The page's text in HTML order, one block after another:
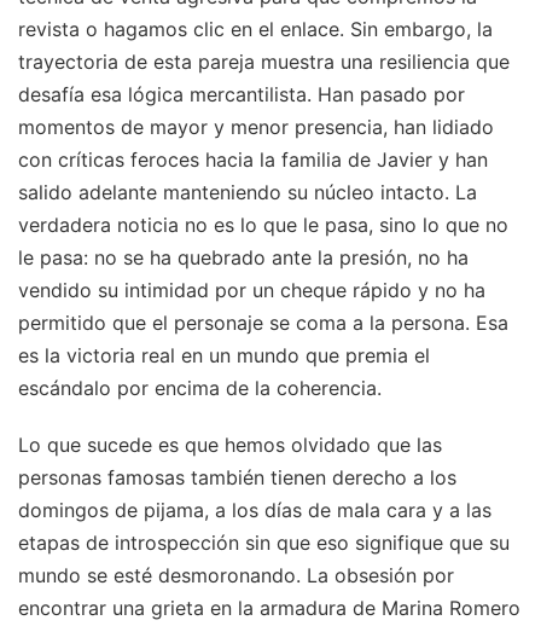
revista o hagamos clic en el enlace. Sin embargo, la
trayectoria de esta pareja muestra una resiliencia que
desafía esa lógica mercantilista. Han pasado por
momentos de mayor y menor presencia, han lidiado
con críticas feroces hacia la familia de Javier y han
salido adelante manteniendo su núcleo intacto. La
verdadera noticia no es lo que le pasa, sino lo que no
le pasa: no se ha quebrado ante la presión, no ha
vendido su intimidad por un cheque rápido y no ha
permitido que el personaje se coma a la persona. Esa
es la victoria real en un mundo que premia el
escándalo por encima de la coherencia.
Lo que sucede es que hemos olvidado que las
personas famosas también tienen derecho a los
domingos de pijama, a los días de mala cara y a las
etapas de introspección sin que eso signifique que su
mundo se esté desmoronando. La obsesión por
encontrar una grieta en la armadura de Marina Romero